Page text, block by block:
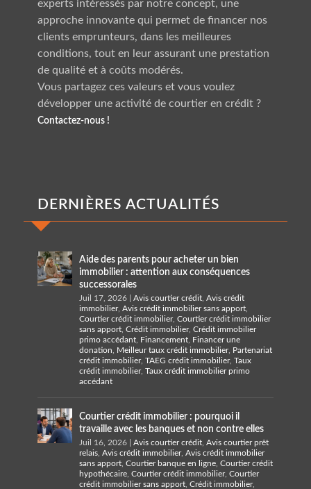
experts intéressés par notre concept, une
approche innovante qui permet de financer nos
clients emprunteurs, dans les meilleures
conditions, tout en leur assurant une prestation
de qualité et à coûts modérés.
Vous partagez ces valeurs et vous voulez
développer une activité de courtier en crédit ?
Contactez-nous !
DERNIÈRES ACTUALITÉS
Aide des parents pour acheter un bien
immobilier : attention aux conséquences
successorales
Juil 17, 2026| Avis courtier crédit, Avis crédit
immobilier, Avis crédit immobilier sans apport,
Courtier crédit immobilier, Courtier crédit immobilier
sans apport, Crédit immobilier, Crédit immobilier
primo accédant, Financement,
Financer une
donation
Meilleur taux crédit immobilier, Partenariat
crédit immobilier, TAEG crédit immobilier, Taux
crédit immobilier, Taux crédit immobilier primo
accédant
Courtier crédit immobilier : pourquoi il
travaille avec les banques et non contre elles
Juil 16, 2026| Avis courtier crédit, Avis courtier prêt
relais, Avis crédit immobilier, Avis crédit immobilier
sans apport, Courtier banque en ligne, Courtier crédit
hypothécaire, Courtier crédit immobilier, Courtier
crédit immobilier sans apport, Crédit immobilier,